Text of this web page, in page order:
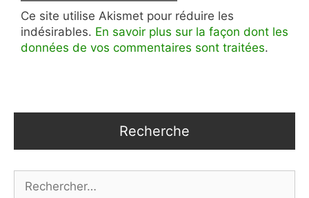
Ce site utilise Akismet pour réduire les
indésirables. En savoir plus sur la façon dont les
données de vos commentaires sont traitées.
Recherche